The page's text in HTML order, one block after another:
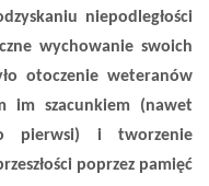
niepodległości
wychowanie swoich
otoczenie weteranów
im szacunkiem (nawet
pierwsi) i tworzenie
poprzez pamięć